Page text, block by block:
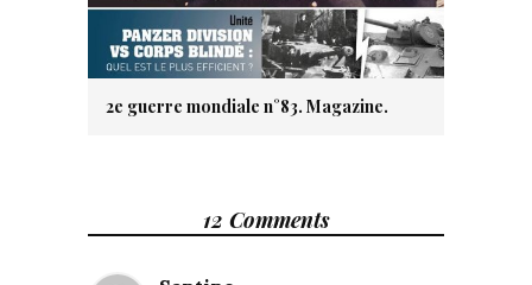
2e guerre mondiale n°83. Magazine.
12 Comments